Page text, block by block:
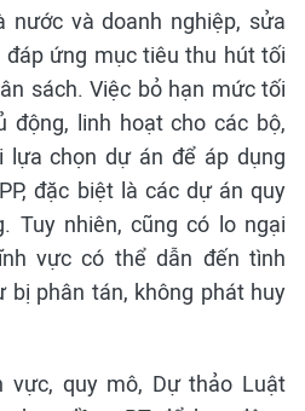
nước và doanh nghiệp, sửa
ứng mục tiêu thu hút tối
sách. Việc bỏ hạn mức tối
động, linh hoạt cho các bộ,
lựa chọn dự án để áp dụng
đặc biệt là các dự án quy
Tuy nhiên, cũng có lo ngại
vực có thể dẫn đến tình
bị phân tán, không phát huy
vực, quy mô, Dự thảo Luật